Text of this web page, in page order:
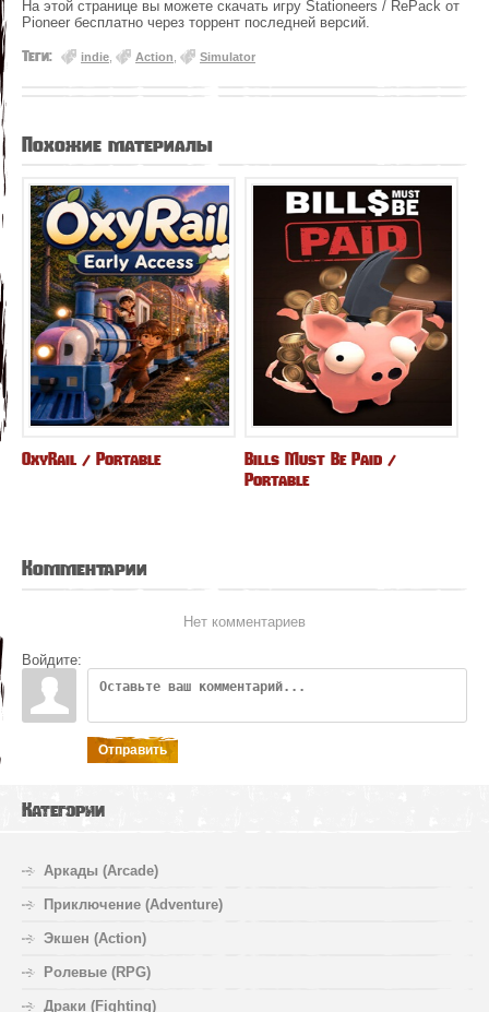
На этой странице вы можете скачать игру Stationeers / RePack от
Pioneer бесплатно через торрент последней версий.
Теги: indie Action Simulator
Похожие материалы
OxyRail / Portable
Bills Must Be Paid /
Portable
Комментарии
Нет комментариев
Войдите:
Отправить
Категории
Аркады (Arcade)
Приключение (Adventure)
Экшен (Action)
Ролевые (RPG)
Драки (Fighting)